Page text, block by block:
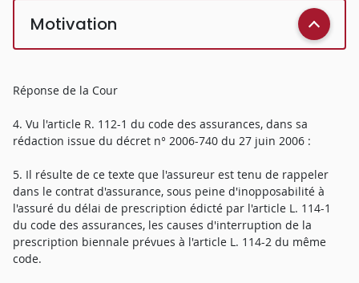
Motivation
Réponse de la Cour
4. Vu l'article R. 112-1 du code des assurances, dans sa
rédaction issue du décret n° 2006-740 du 27 juin 2006 :
5. Il résulte de ce texte que l'assureur est tenu de rappeler
dans le contrat d'assurance, sous peine d'inopposabilité à
l'assuré du délai de prescription édicté par l'article L. 114-1
du code des assurances, les causes d'interruption de la
prescription biennale prévues à l'article L. 114-2 du même
code.